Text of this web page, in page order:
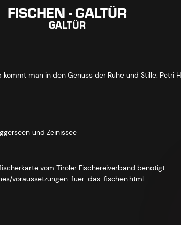
FISCHEN - GALTÜR
GALTÜR
man in den Genuss der Ruhe und Stille. Petri
und Zeinissee
vom Tiroler Fischereiverband benötigt -
voraussetzungen-fuer-das-fischen.html